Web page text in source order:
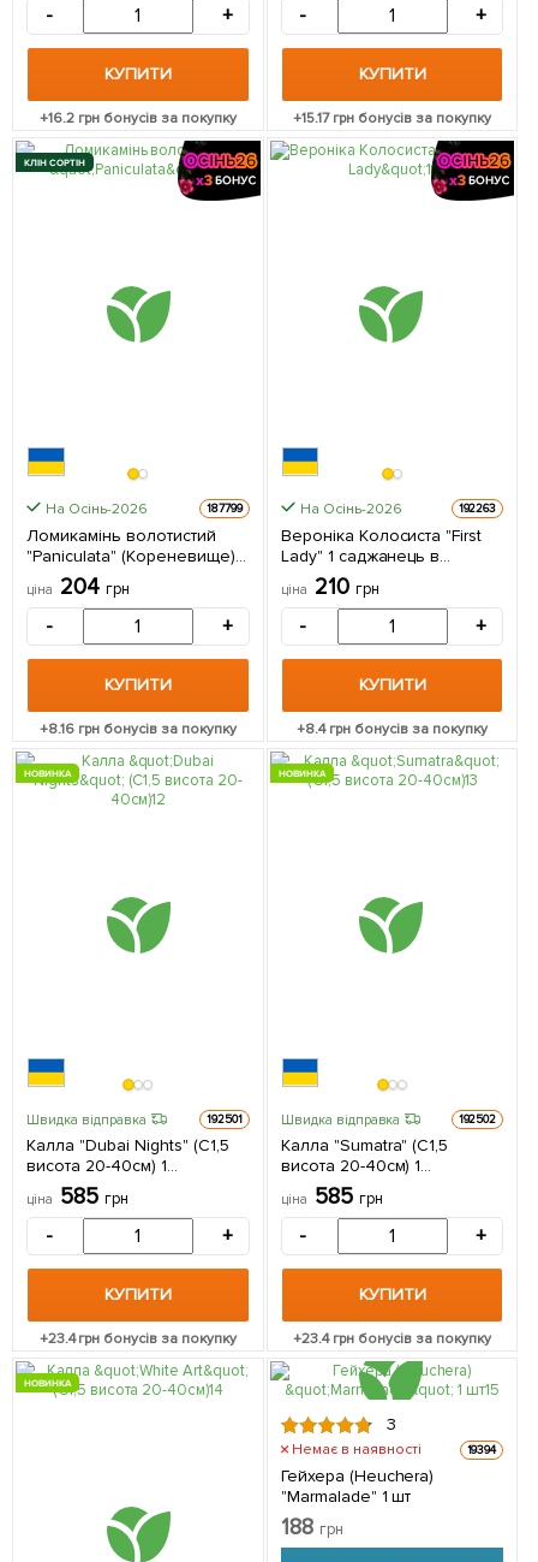
- +
КУПИТИ
+16.2 грн бонусів за покупку
- +
КУПИТИ
+15.17грн бонусів за покупку
КЛІН СОРТІН
На Осінь-2026 187799
Ломикамінь волотистий
"Paniculata" (Кореневище) 1
саджанець в упаковці
ціна 204 грн
- +
КУПИТИ
+8.16 грн бонусів за покупку
На Осінь-2026 192263
Вероніка Колосиста "First
Lady" 1 саджанець в
упаковці
ціна 210 грн
- +
КУПИТИ
+8.4грн бонусів за покупку
НОВИНКА
Швидка відправка 192501
Калла "Dubai Nights" (С1,5
висота 20-40см) 1
саджанець в упаковці
ціна 585 грн
- +
КУПИТИ
+23.4грн бонусів за покупку
НОВИНКА
Швидка відправка 192502
Калла "Sumatra" (С1,5
висота 20-40см) 1
саджанець в упаковці
ціна 585 грн
- +
КУПИТИ
+23.4грн бонусів за покупку
НОВИНКА
3
Немає в наявності 19394
Гейхера (Heuchera)
"Marmalade" 1 шт
188 грн